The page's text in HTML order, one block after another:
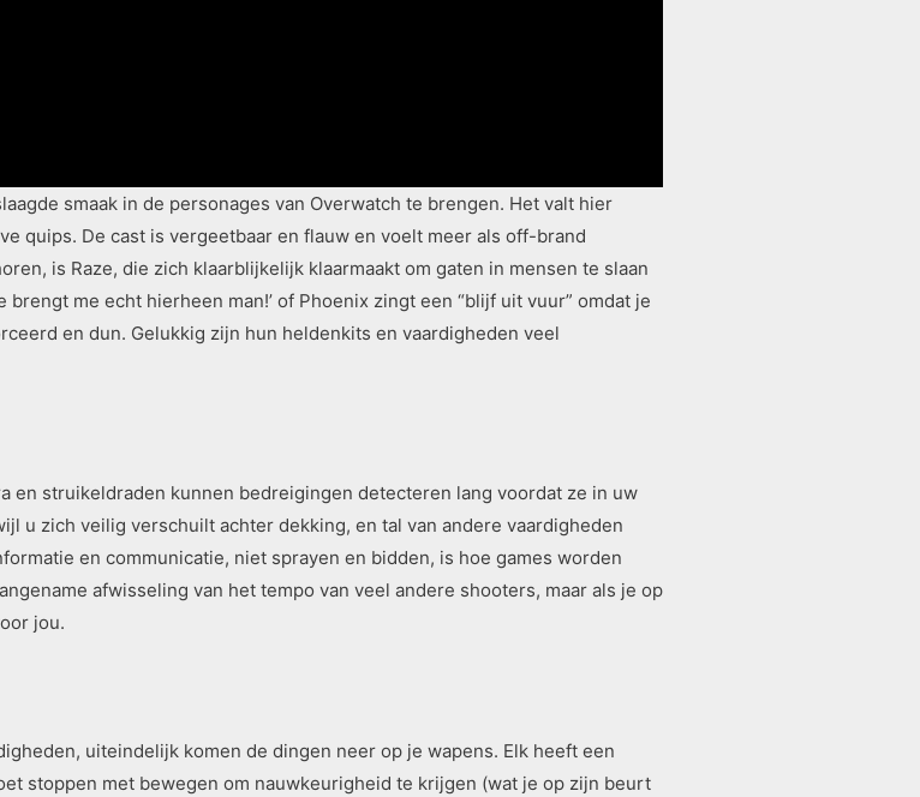
smaak in de personages van Overwatch te brengen. Het valt hier
quips. De cast is vergeetbaar en flauw en voelt meer als off-brand
is Raze, die zich klaarblijkelijk klaarmaakt om gaten in mensen te slaan
me echt hierheen man!’ of Phoenix zingt een “blijf uit vuur” omdat je
en dun. Gelukkig zijn hun heldenkits en vaardigheden veel
en struikeldraden kunnen bedreigingen detecteren lang voordat ze in uw
u zich veilig verschuilt achter dekking, en tal van andere vaardigheden
en communicatie, niet sprayen en bidden, is hoe games worden
afwisseling van het tempo van veel andere shooters, maar als je op
jou.
uiteindelijk komen de dingen neer op je wapens. Elk heeft een
stoppen met bewegen om nauwkeurigheid te krijgen (wat je op zijn beurt